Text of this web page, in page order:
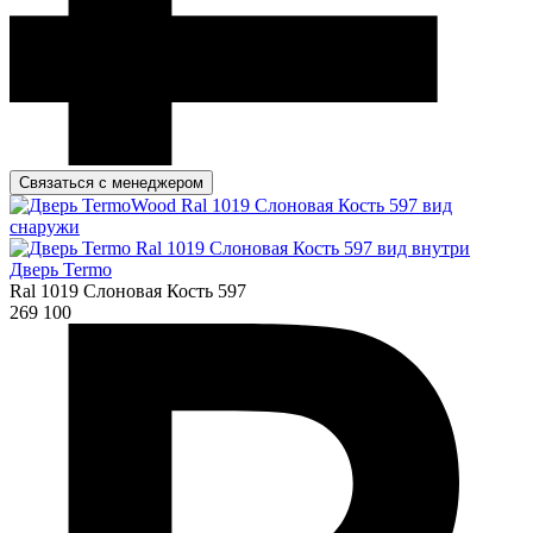
Связаться с менеджером
Дверь Termo
Ral 1019 Слоновая Кость 597
269 100